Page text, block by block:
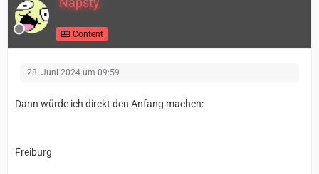
Content
28. Juni 2024 um 09:59
Dann würde ich direkt den Anfang machen:
Freiburg